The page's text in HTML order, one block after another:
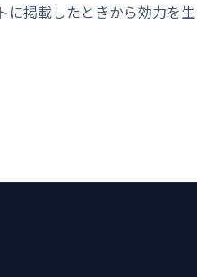
に掲載したときから効力を生